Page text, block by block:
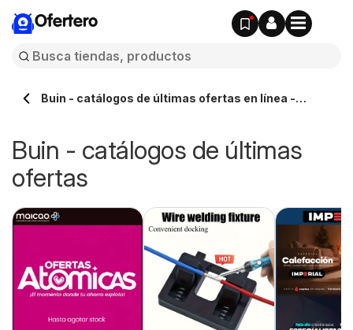
Ofertero
Buin - catálogos de últimas ofertas en línea -
Buin - catálogos de últimas
ofertas